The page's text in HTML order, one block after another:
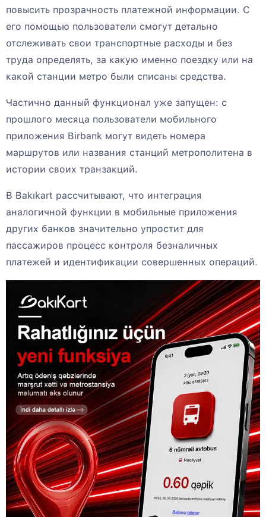
повысить прозрачность платежной информации. С
его помощью пользователи смогут детально
отслеживать свои транспортные расходы и без
труда определять, за какую именно поездку или на
какой станции метро были списаны средства.
Частично данный функционал уже запущен: с
прошлого месяца пользователи мобильного
приложения Birbank могут видеть номера
маршрутов или названия станций метрополитена в
истории своих транзакций.
В Bakıkart рассчитывают, что интеграция
аналогичной функции в мобильные приложения
других банков значительно упростит для
пассажиров процесс контроля безналичных
платежей и идентификации совершенных операций.